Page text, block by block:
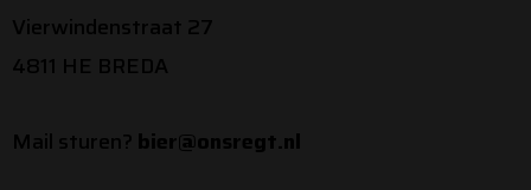
Vierwindenstraat 27
4811 HE BREDA
Mail sturen? bier@onsregt.nl